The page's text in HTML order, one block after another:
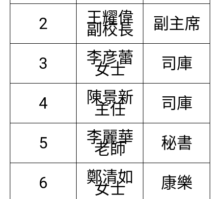
2 王耀偉
副校長 副主席
3 李彦蕾
女士 司庫
4 陳景新
主任 司庫
5 李麗華
老師 秘書
6 鄭清如
女士 康樂